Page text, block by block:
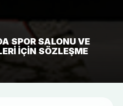
SPOR SALONU VE
IÇIN SÖZLEŞME